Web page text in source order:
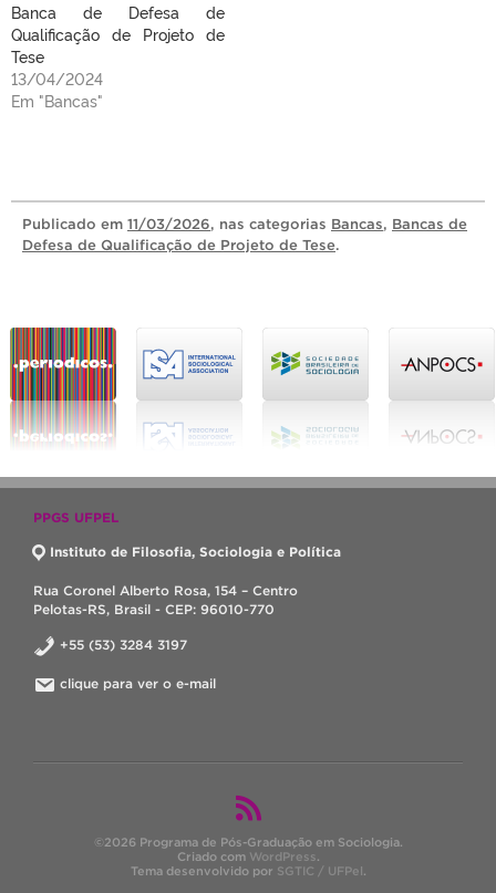
Banca de Defesa de
Qualificação de Projeto de
Tese
13/04/2024
Em "Bancas"
Publicado em 11/03/2026, nas categorias Bancas, Bancas de
Defesa de Qualificação de Projeto de Tese.
PPGS UFPEL
Instituto de Filosofia, Sociologia e Política
Rua Coronel Alberto Rosa, 154 – Centro
Pelotas-RS, Brasil - CEP: 96010-770
+55 (53) 3284 3197
clique para ver o e-mail
©2026 Programa de Pós-Graduação em Sociologia.
Criado com WordPress.
Tema desenvolvido por SGTIC / UFPel.